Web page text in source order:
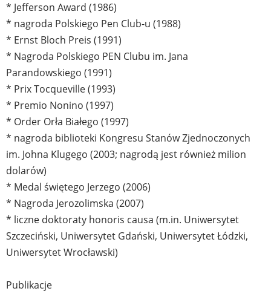
* Jefferson Award (1986)
* nagroda Polskiego Pen Club-u (1988)
* Ernst Bloch Preis (1991)
* Nagroda Polskiego PEN Clubu im. Jana
Parandowskiego (1991)
* Prix Tocqueville (1993)
* Premio Nonino (1997)
* Order Orła Białego (1997)
* nagroda biblioteki Kongresu Stanów Zjednoczonych
im. Johna Klugego (2003; nagrodą jest również milion
dolarów)
* Medal świętego Jerzego (2006)
* Nagroda Jerozolimska (2007)
* liczne doktoraty honoris causa (m.in. Uniwersytet
Szczeciński, Uniwersytet Gdański, Uniwersytet Łódzki,
Uniwersytet Wrocławski)
Publikacje